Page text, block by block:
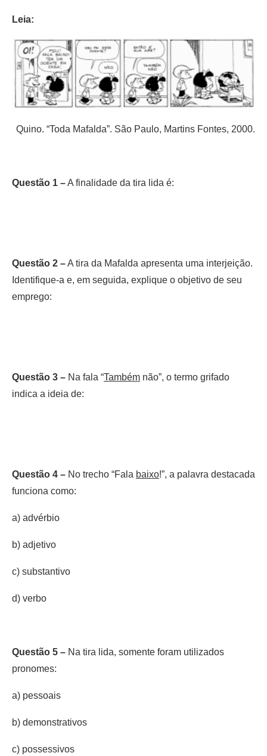
Leia:
Quino. “Toda Mafalda”. São Paulo, Martins Fontes, 2000.
Questão 1 –A finalidade da tira lida é:
Questão 2 –A tira da Mafalda apresenta uma interjeição.
Identifique-a e, em seguida, explique o objetivo de seu
emprego:
Questão 3 – Na fala “Também não”, o termo grifado
indica a ideia de:
Questão 4 – No trecho “Fala baixo!”, a palavra destacada
funciona como:
a) advérbio
b) adjetivo
c) substantivo
d) verbo
Questão 5 – Na tira lida, somente foram utilizados
pronomes:
a) pessoais
b) demonstrativos
c) possessivos